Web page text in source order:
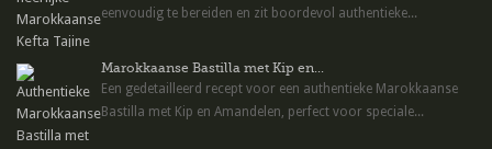
eenvoudig te bereiden en zit boordevol authentieke...
Marokkaanse Bastilla met Kip en...
Een gedetailleerd recept voor een authentieke Marokkaanse
Bastilla met Kip en Amandelen, perfect voor speciale...